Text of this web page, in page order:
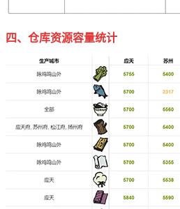
四、仓库资源容量统计